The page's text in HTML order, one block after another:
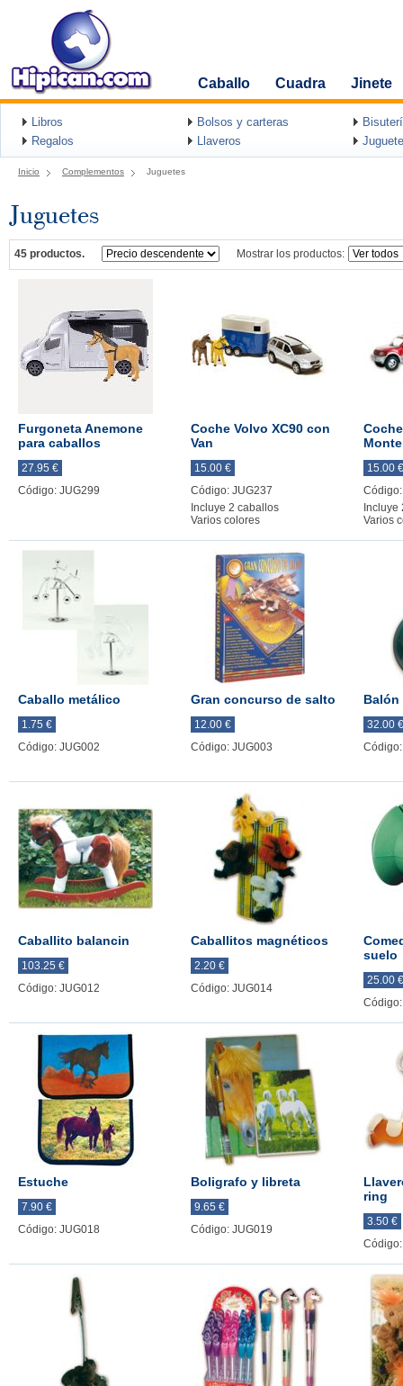
Caballo Cuadra Jinete
Libros Bolsos y carteras
Regalos
Llaveros
Inicio Complementos Juguetes
Juguetes
45 productos. Mostrar los productos:
Furgoneta Anemone
para caballos
27.95 €
Código: JUG299
Coche Volvo XC90 con
Van
15.00 €
Código: JUG237
Incluye 2 caballos
Varios colores
15.00 €
Incluye
Varios
Caballo metálico
1.75 €
Código: JUG002
Gran concurso de salto
12.00 €
Código: JUG003
Balón
32.00 €
Caballito balancin
103.25 €
Código: JUG012
Caballitos magnéticos
2.20 €
Código: JUG014
suelo
25.00 €
Estuche
7.90 €
Código: JUG018
Boligrafo y libreta
9.65 €
Código: JUG019
ring
3.50 €